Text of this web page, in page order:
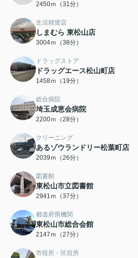
2450ｍ（31分）
生活雑貨店
しまむら 東松山店
3004ｍ（38分）
ドラッグストア
ドラッグエース松山町店
1458ｍ（19分）
総合病院
埼玉成恵会病院
2200ｍ（28分）
クリーニング
あるゾウランドリー松葉町店
2039ｍ（26分）
図書館
東松山市立図書館
2941ｍ（37分）
都道府県機関
東松山市総合会館
2147ｍ（27分）
市役所・区役所